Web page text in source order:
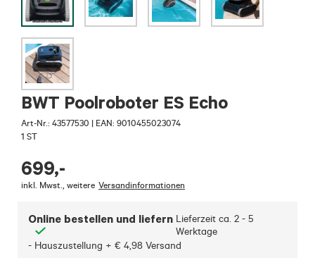
BWT Poolroboter ES Echo
Art-Nr.: 43577530 | EAN: 9010455023074
1 ST
699,-
inkl. Mwst. weitere Versandinformationen
Online bestellen und liefern Lieferzeit ca. 2 - 5
Werktage
- Hauszustellung + € 4,98 Versand